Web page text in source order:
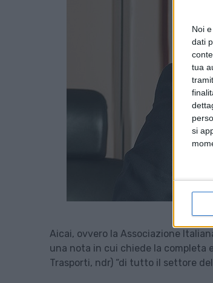
Noi
dati
tua
si
Aicai, ovvero la Associazione
una nota in cui chiede la completa
Trasporti, ndr) “di tutto il settore